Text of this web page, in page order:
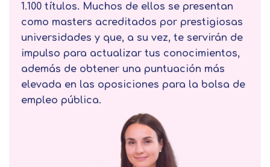
1.100 títulos. Muchos de ellos se presentan
como masters acreditados por prestigiosas
universidades y que, a su vez, te servirán de
impulso para actualizar tus conocimientos,
además de obtener una puntuación más
elevada en las oposiciones para la bolsa de
empleo pública.